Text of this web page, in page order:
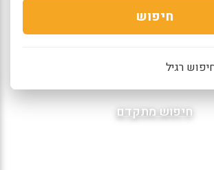
חיפוש
רגיל
חיפוש מתקדם